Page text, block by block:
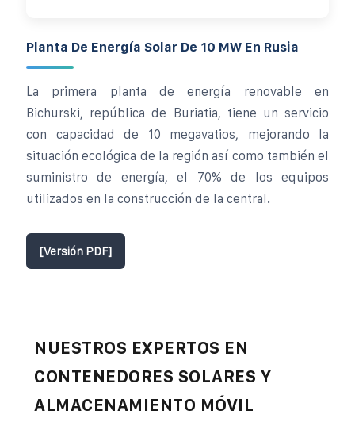
Planta De Energía Solar De 10 MW En Rusia
La primera planta de energía renovable en
Bichurski, república de Buriatia, tiene un servicio
con capacidad de 10 megavatios, mejorando la
situación ecológica de la región así como también el
suministro de energía, el 70% de los equipos
utilizados en la construcción de la central.
[Versión PDF]
NUESTROS EXPERTOS EN
CONTENEDORES SOLARES Y
ALMACENAMIENTO MÓVIL